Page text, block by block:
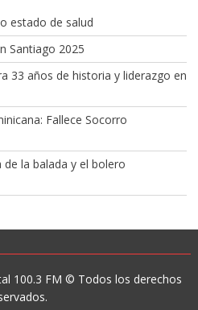
estado de salud
Santiago 2025
33 años de historia y liderazgo en
Fallece Socorro
de la balada y el bolero
100.3 FM © Todos los derechos